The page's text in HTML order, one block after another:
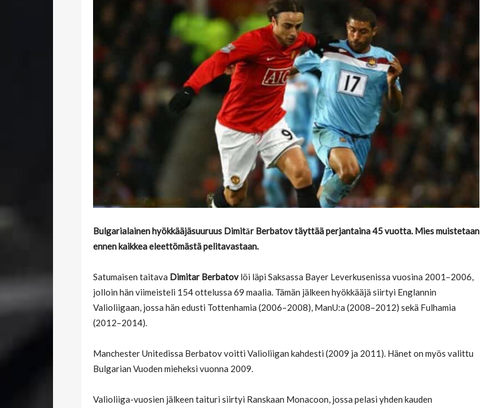
Bulgarialainen hyökkääjäsuuruus Dimităr Berbatov täyttää perjantaina 45 vuotta. Mies muistetaan
ennen kaikkea eleettömästä pelitavastaan.
Satumaisen taitava Dimitar Berbatovlöi läpi Saksassa Bayer Leverkusenissa vuosina 2001–2006,
jolloin hän viimeisteli 154 ottelussa 69 maalia. Tämän jälkeen hyökkääjä siirtyi Englannin
Valioliigaan, jossa hän edusti Tottenhamia (2006–2008), ManU:a (2008–2012) sekä Fulhamia
(2012–2014).
Manchester Unitedissa Berbatov voitti Valioliigan kahdesti (2009 ja 2011). Hänet on myös valittu
Bulgarian Vuoden mieheksi vuonna 2009.
Valioliiga-vuosien jälkeen taituri siirtyi Ranskaan Monacoon, jossa pelasi yhden kauden